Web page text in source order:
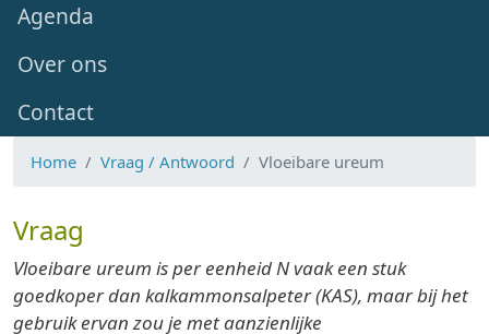
Agenda
Over ons
Contact
Home Vraag / Antwoord Vloeibare ureum
Vraag
Vloeibare ureum is per eenheid N vaak een stuk
goedkoper dan kalkammonsalpeter (KAS), maar bij het
gebruik ervan zou je met aanzienlijke